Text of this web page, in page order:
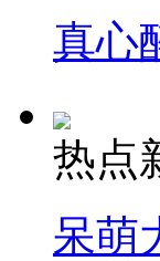
真心
热点
呆萌